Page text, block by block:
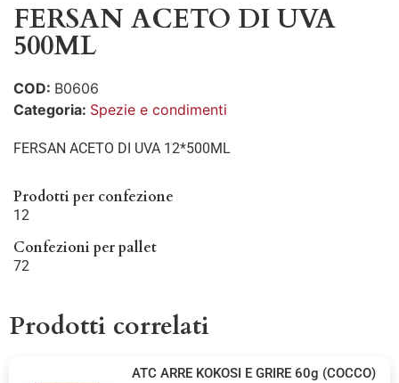
FERSAN ACETO DI UVA
500ML
COD: B0606
Categoria: Spezie e condimenti
FERSAN ACETO DI UVA 12*500ML
Prodotti per confezione
12
Confezioni per pallet
72
Prodotti correlati
ATC ARRE KOKOSI E GRIRE 60g (COCCO)